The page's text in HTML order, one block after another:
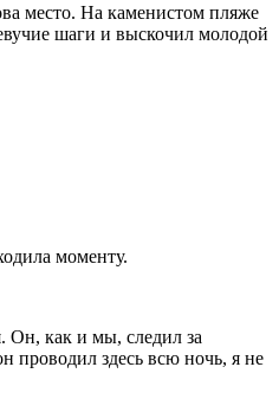
место. На каменистом пляже
шаги и выскочил молодой
моменту.
Он, как и мы, следил за
проводил здесь всю ночь, я не